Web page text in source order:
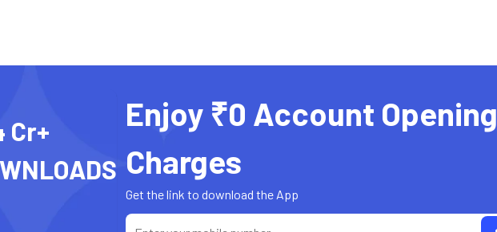
Cr+
Enjoy ₹0 Account Opening
Charges
Get the link to download the App